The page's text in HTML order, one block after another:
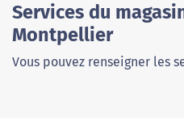
Services du
Montpellier
Vous pouvez renseigner les